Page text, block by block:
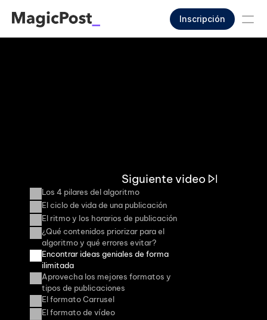
Inscripción
Siguiente video
Los 4 pilares del algoritmo
El ciclo de vida de una publicación
El ritmo y los horarios de publicación
¿Qué contenidos priorizar para el
algoritmo y qué errores evitar?
Encontrar ideas geniales de forma
ilimitada
Aprovecha los mejores formatos y
tipos de publicaciones
El formato Carrusel
El formato de vídeo